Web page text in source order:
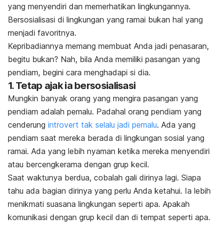
yang menyendiri dan memerhatikan lingkungannya.
Bersosialisasi di lingkungan yang ramai bukan hal yang
menjadi favoritnya.
Kepribadiannya memang membuat Anda jadi penasaran,
begitu bukan? Nah, bila Anda memiliki pasangan yang
pendiam, begini cara menghadapi si dia.
1. Tetap ajak ia bersosialisasi
Mungkin banyak orang yang mengira pasangan yang
pendiam adalah pemalu. Padahal orang pendiam yang
cenderung introvert tak selalu jadi pemalu. Ada yang
pendiam saat mereka berada di lingkungan sosial yang
ramai. Ada yang lebih nyaman ketika mereka menyendiri
atau bercengkerama dengan grup kecil.
Saat waktunya berdua, cobalah gali dirinya lagi. Siapa
tahu ada bagian dirinya yang perlu Anda ketahui. Ia lebih
menikmati suasana lingkungan seperti apa. Apakah
komunikasi dengan grup kecil dan di tempat seperti apa.